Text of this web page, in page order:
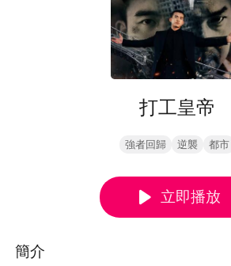
打工皇帝
強者回歸 逆襲 都市
立即播放
簡介